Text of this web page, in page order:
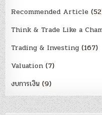
Recommended Article
Think & Trade Like a
Trading & Investing (167)
Valuation (7)
งบการเงิน (9)